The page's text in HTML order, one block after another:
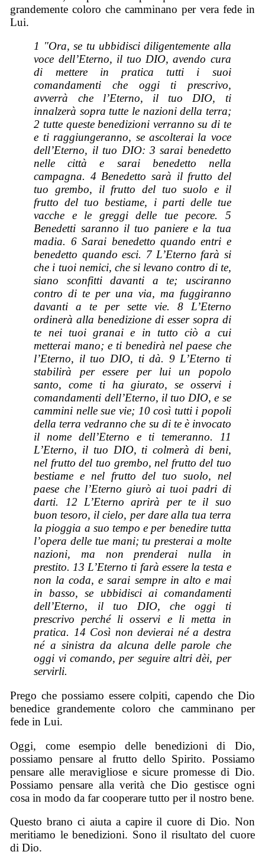
grandemente coloro che camminano per vera fede in
Lui.
1 "Ora, se tu ubbidisci diligentemente alla
voce dell’Eterno, il tuo DIO, avendo cura
di mettere in pratica tutti i suoi
comandamenti che oggi ti prescrivo,
avverrà che l’Eterno, il tuo DIO, ti
innalzerà sopra tutte le nazioni della terra;
2 tutte queste benedizioni verranno su di te
e ti raggiungeranno, se ascolterai la voce
dell’Eterno, il tuo DIO: 3sarai benedetto
nelle città e saraibenedetto nella
campagna. 4 Benedetto sarà il frutto del
tuo grembo, il frutto del tuo suolo e il
frutto del tuo bestiame, i parti delle tue
vacche e le greggi delle tue pecore. 5
Benedetti saranno il tuo paniere e la tua
madia. 6Sarai benedetto quando entri e
benedetto quando esci. 7 L’Eterno farà si
che i tuoi nemici, che si levano contro di te,
siano sconfitti davanti a te; usciranno
contro di te per una via, ma fuggiranno
davanti a te per sette vie. 8 L’Eterno
ordinerà alla benedizione di essersopra di
te nei tuoi granai e in tutto ciò a cui
metterai mano; e ti benedirà nel paese che
l’Eterno, il tuo DIO, ti dà. 9 L’Eterno ti
stabilirà per essere per lui un popolo
santo, come ti ha giurato, se osservi i
comandamenti dell’Eterno, il tuo DIO, e se
cammini nelle sue vie; 10 così tutti i popoli
della terra vedranno che su di te è invocato
il nome dell’Eterno e ti temeranno. 11
L’Eterno, il tuo DIO, ti colmerà di beni,
nel frutto del tuo grembo, nel frutto del tuo
bestiame e nel frutto del tuo suolo, nel
paese che l’Eterno giurò ai tuoi padri di
darti. 12 L’Eterno aprirà per te il suo
buon tesoro, il cielo, per dare alla tua terra
la pioggia a suo tempo e per benedire tutta
l’opera delle tue mani; tu presterai a molte
nazioni, ma non prenderai nulla in
prestito. 13 L’Eterno ti farà esserela testa e
non la coda, e sarai sempre in alto e mai
in basso, se ubbidisci ai comandamenti
dell’Eterno, il tuo DIO, che oggi ti
prescrivo perché li osservi e li metta in
pratica. 14 Così non devierai né a destra
né a sinistra da alcuna delle parole che
oggi vi comando, per seguire altri dèi, per
servirli.
Prego che possiamo essere colpiti, capendo che Dio
benedice grandemente coloro che camminano per
fede in Lui.
Oggi, come esempio delle benedizioni di Dio,
possiamo pensare al frutto dello Spirito. Possiamo
pensare alle meravigliose e sicure promesse di Dio.
Possiamo pensare alla verità che Dio gestisce ogni
cosa in modo da far cooperare tutto per il nostro bene.
Questo brano ci aiuta a capire il cuore di Dio. Non
meritiamo le benedizioni. Sono il risultato del cuore
di Dio.